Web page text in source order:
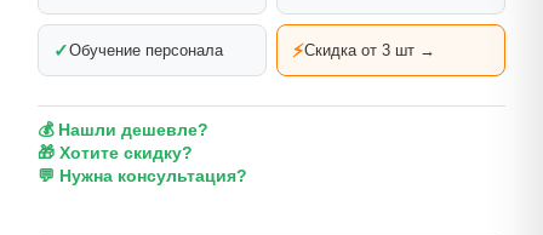
✓Обучение персонала ⚡Скидка от 3 шт →
💰 Нашли дешевле?
🎁 Хотите скидку?
💬 Нужна консультация?